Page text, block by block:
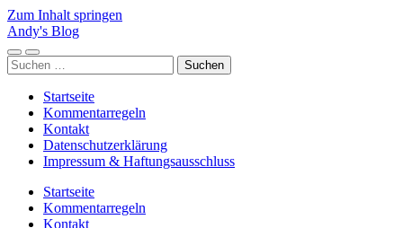
Zum Inhalt springen
Andy's Blog
Mobile-
Menü
Suchfeld
ein-/ausblenden
Suchen
nach:
Startseite
Kommentarregeln
Kontakt
Datenschutzerklärung
Impressum & Haftungsausschluss
Startseite
Kommentarregeln
Kontakt